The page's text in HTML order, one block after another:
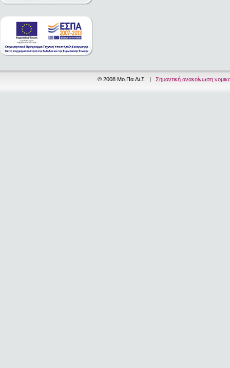
© 2008 Μο.Πα.Δι.Σ | Σημαντική ανακοίνωση